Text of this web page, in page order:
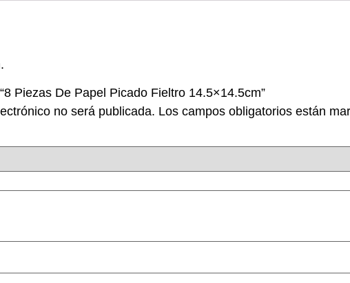
Piezas De Papel Picado Fieltro 14.5×14.5cm”
no será publicada. Los campos obligatorios están